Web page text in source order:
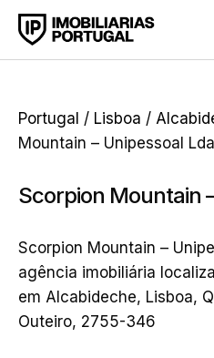
Portugal / Lisboa /
Mountain – Unipessoal Lda
Scorpion Mountain
Scorpion Mountain –
agência imobiliária
em Alcabideche, Lisboa,
Outeiro, 2755-346